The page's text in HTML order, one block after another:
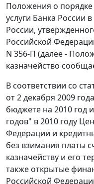
Положения о
услуги Банка России
России,
Российской
N 356-П (далее -
казначейство
В соответствии со
от 2 декабря 2009
бюджете на 2010 год
годов" в 2010 году
Федерации и
без взимания платы
казначейству и его
также открытые
Российской